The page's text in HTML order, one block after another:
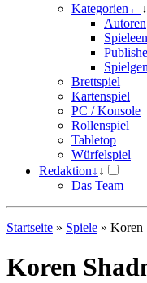
Kategorien ← ↓
Autoren
Brettspiel
Kartenspiel
PC / Konsole
Rollenspiel
Tabletop
Würfelspiel
Redaktion↓ ↓
Das Team
Startseite » Spiele » Koren
Koren